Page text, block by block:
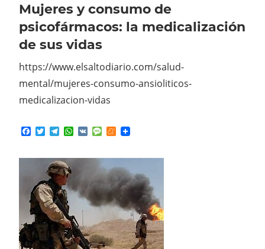
Mujeres y consumo de
psicofármacos: la medicalización
de sus vidas
https://www.elsaltodiario.com/salud-
mental/mujeres-consumo-ansioliticos-
medicalizacion-vidas
Facebook
TwitterTelegram
WhatsApp
VK MessageMeneame